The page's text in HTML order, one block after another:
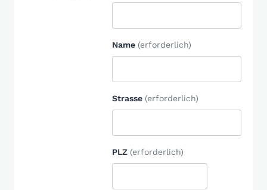
Name (erforderlich)
Strasse (erforderlich)
PLZ (erforderlich)